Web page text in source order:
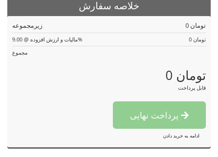
خلاصه سفارش
زیرمجموعه 0 تومان
مالیات و ارزش افزوده @ 9.00%
0 تومان
مجموع
0 تومان
قابل پرداخت
ادامه به خرید دادن